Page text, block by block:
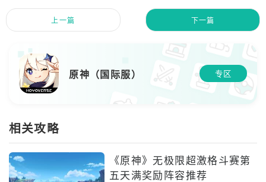
上一篇 下一篇
原神（国际服） 专区
相关攻略
《原神》无极限超激格斗赛第
五天满奖励阵容推荐